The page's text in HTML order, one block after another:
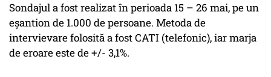
Sondajul a fost realizat în perioada 15 – 26 mai, pe un
eșantion de 1.000 de persoane. Metoda de
intervievare folosită a fost CATI (telefonic), iar marja
de eroare este de +/- 3,1%.